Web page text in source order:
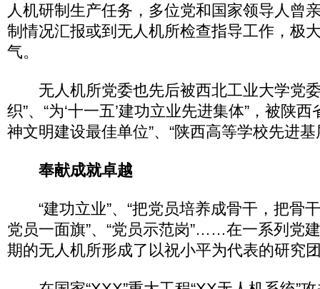
人机研制生产任务，多位党和国家领导人曾
制情况汇报或到无人机所检查指导工作，极
气。
无人机所党委也先后被西北工业大学党委
织”、“为‘十一五’建功立业先进集体”，被陕
神文明建设最佳单位”、“陕西高等学校先进基
奉献成就卓越
“建功立业”、“把党员培养成骨干，把骨干
党员一面旗”、“党员示范岗”……在一系列党
期的无人机所形成了以祝小平为代表的研究